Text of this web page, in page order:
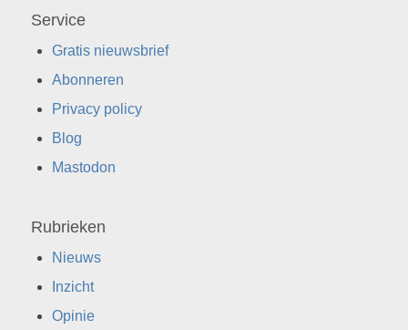
Service
Gratis nieuwsbrief
Abonneren
Privacy policy
Blog
Mastodon
Rubrieken
Nieuws
Inzicht
Opinie